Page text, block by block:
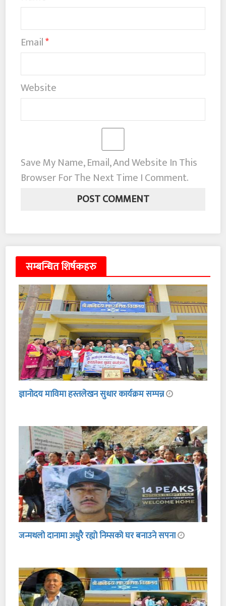
Email*
Website
Save My Name, Email, And Website In This
Browser For The Next Time I Comment.
सम्बन्धित शिर्षकहरु
ज्ञानोदय माविमा हस्तलेखन सुधार कार्यक्रम सम्पन्न
जन्मथलो दानामा अधुरै रह्यो निम्सको घर बनाउने सपना